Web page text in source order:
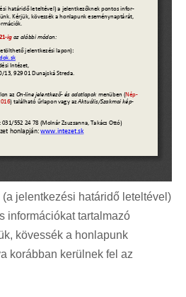
jelentkezési határidő leteltével)
információkat tartalmazó
kövessék a honlapunk
korábban kerülnek fel az